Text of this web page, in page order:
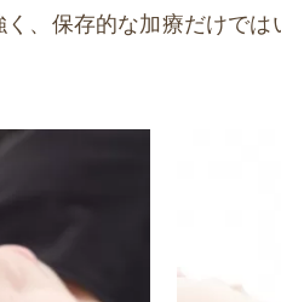
、保存的な加療だけで